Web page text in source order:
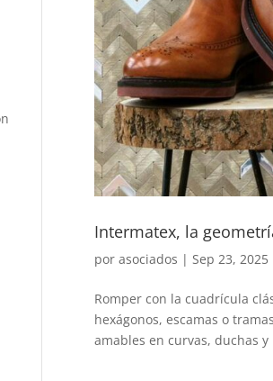
Intermatex, la
por asociados | Sep 23, 2025
Romper con la cuadrícula
hexágonos, escamas o
amables en curvas, duchas y